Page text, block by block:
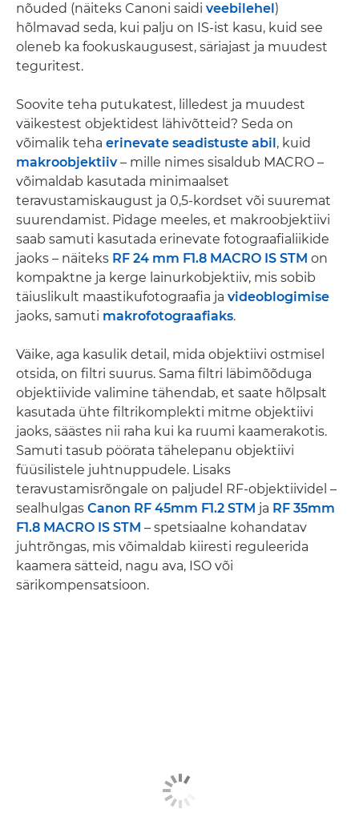
nõuded (näiteks Canoni saidi veebilehel)
hõlmavad seda, kui palju on IS-ist kasu, kuid see
oleneb ka fookuskaugusest, säriajast ja muudest
teguritest.
Soovite teha putukatest, lilledest ja muudest
väikestest objektidest lähivõtteid? Seda on
võimalik teha erinevate seadistuste abil, kuid
makroobjektiiv– mille nimes sisaldub MACRO –
võimaldab kasutada minimaalset
teravustamiskaugust ja 0,5-kordset või suuremat
suurendamist. Pidage meeles, et makroobjektiivi
saab samuti kasutada erinevate fotograafialiikide
jaoks – näiteks RF 24 mm F1.8 MACRO IS STM on
kompaktne ja kerge lainurkobjektiiv, mis sobib
täiuslikult maastikufotograafia ja videoblogimise
jaoks, samuti makrofotograafiaks.
Väike, aga kasulik detail, mida objektiivi ostmisel
otsida, on filtri suurus. Sama filtri läbimõõduga
objektiivide valimine tähendab, et saate hõlpsalt
kasutada ühte filtrikomplekti mitme objektiivi
jaoks, säästes nii raha kui ka ruumi kaamerakotis.
Samuti tasub pöörata tähelepanu objektiivi
füüsilistele juhtnuppudele. Lisaks
teravustamisrõngale on paljudel RF-objektiividel –
sealhulgas Canon RF 45mm F1.2 STM ja RF 35mm
F1.8 MACRO IS STM – spetsiaalne kohandatav
juhtrõngas, mis võimaldab kiiresti reguleerida
kaamera sätteid, nagu ava, ISO või
särikompensatsioon.